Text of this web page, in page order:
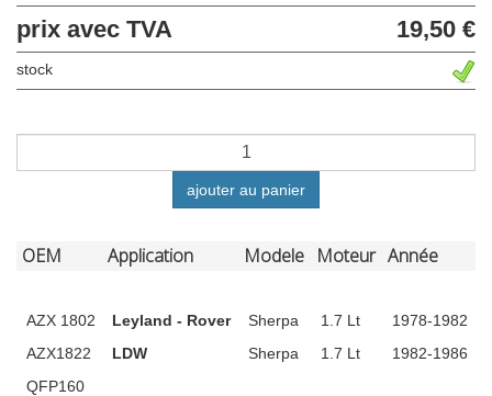
prix avec TVA 19,50 €
stock
ajouter au panier
OEM Application Modele Moteur Année
AZX 1802 Leyland - Rover Sherpa 1.7 Lt
1978-1982
AZX1822
LDW Sherpa 1.7 Lt
1982-1986
QFP160